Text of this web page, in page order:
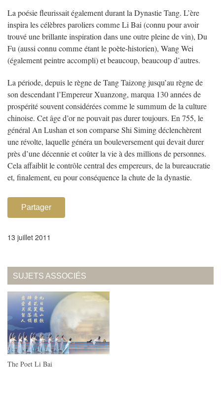
La poésie fleurissait également durant la Dynastie Tang. L’ère
inspira les célèbres paroliers comme Li Bai (connu pour avoir
trouvé une brillante inspiration dans une outre pleine de vin), Du
Fu (aussi connu comme étant le poète-historien), Wang Wei
(également peintre accompli) et beaucoup, beaucoup d’autres.
La période, depuis le règne de Tang Taizong jusqu’au règne de
son descendant l’Empereur Xuanzong, marqua 130 années de
prospérité souvent considérées comme le summum de la culture
chinoise. Cet âge d’or ne pouvait pas durer toujours. En 755, le
général An Lushan et son comparse Shi Siming déclenchèrent
une révolte, laquelle généra un bouleversement qui devait durer
près d’une décennie et coûter la vie à des millions de personnes.
Cela affaiblit le contrôle central des empereurs, de la bureaucratie
et, finalement, eu pour conséquence la chute de la dynastie.
Partager
13 juillet 2011
SUJETS ASSOCIÉS
The Poet Li Bai